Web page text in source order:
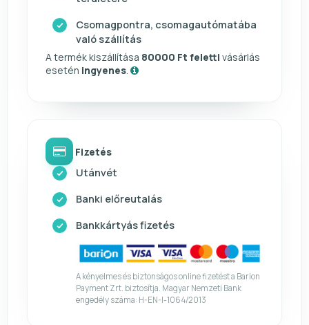
Csomagpontra, csomagautómatába
való szállítás
A termék kiszállítása 80000 Ft feletti vásárlás
esetén ingyenes
Fizetés
Utánvét
Banki előreutalás
Bankkártyás fizetés
A kényelmes és biztonságos online fizetést a Barion
Payment Zrt. biztosítja. Magyar Nemzeti Bank
engedély száma: H-EN-I-1064/2013